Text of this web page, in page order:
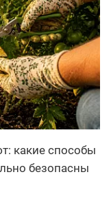
какие способы
безопасны